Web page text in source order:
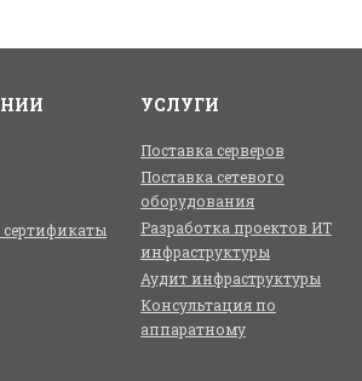
УСЛУГИ
Поставка серверов
Поставка сетевого
оборудования
Разработка проектов ИТ
инфраструктуры
Аудит инфраструктуры
Консультация по
аппаратному